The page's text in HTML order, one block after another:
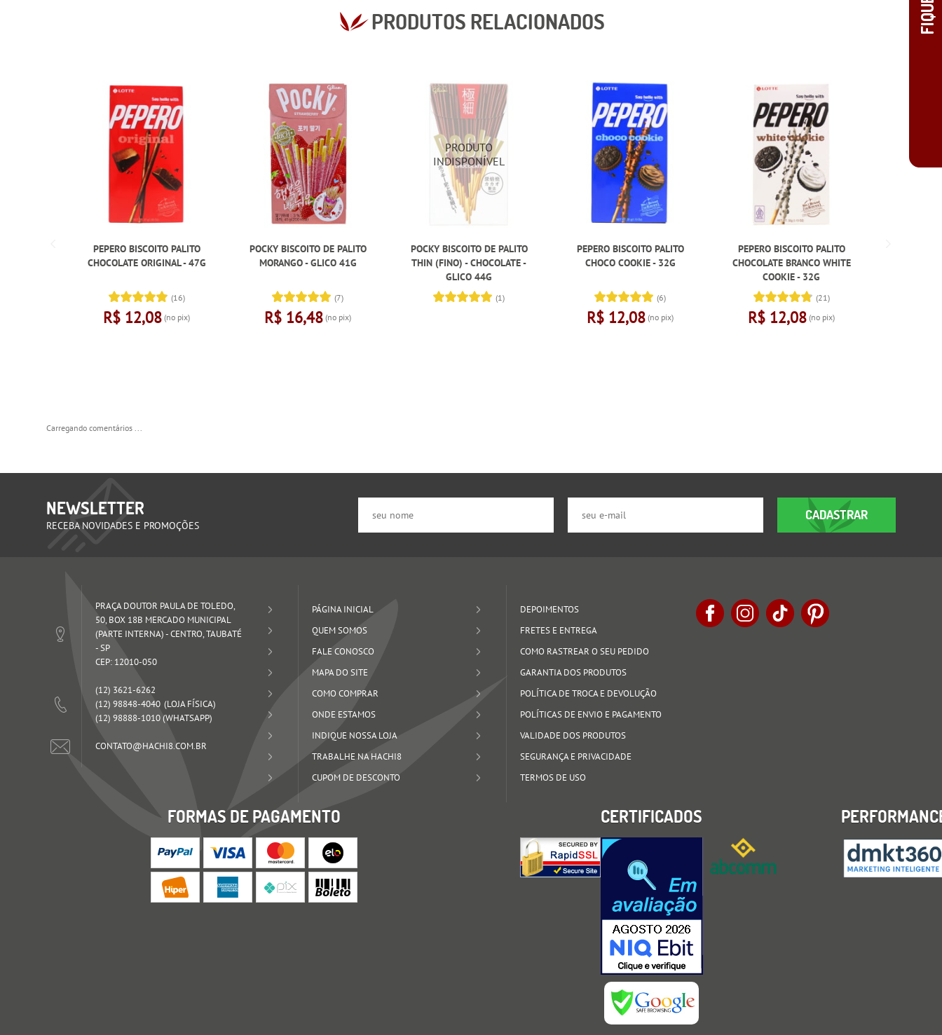
PRODUTOS RELACIONADOS
PEPERO BISCOITO PALITO
CHOCOLATE ORIGINAL - 47G
(16)
R$ 12,08 (no pix)
POCKY BISCOITO DE PALITO
MORANGO - GLICO 41G
(7)
R$ 16,48 (no pix)
POCKY BISCOITO DE PALITO
THIN (FINO) - CHOCOLATE -
GLICO 44G
(1)
PEPERO BISCOITO PALITO
CHOCO COOKIE - 32G
(6)
R$ 12,08 (no pix)
PEPERO BISCOITO PALITO
CHOCOLATE BRANCO WHITE
COOKIE - 32G
(21)
R$ 12,08 (no pix)
Carregando comentários ...
NEWSLETTER
RECEBA NOVIDADES E PROMOÇÕES
CADASTRAR
PRAÇA DOUTOR PAULA DE TOLEDO,
50, BOX 18B MERCADO MUNICIPAL
(PARTE INTERNA)-CENTRO, TAUBATÉ
-SP
CEP: 12010-050
(12) 3621-6262
(12) 98848-4040
(12) 98888-1010(WHATSAPP)
CONTATO@HACHI8.COM.BR
PÁGINA INICIAL
QUEM SOMOS
FALE CONOSCO
MAPA DO SITE
COMO COMPRAR
ONDE ESTAMOS
INDIQUE NOSSA LOJA
TRABALHE NA HACHI8
CUPOM DE DESCONTO
DEPOIMENTOS
FRETES E ENTREGA
COMO RASTREAR O SEU PEDIDO
GARANTIA DOS PRODUTOS
POLÍTICA DE TROCA E DEVOLUÇÃO
POLÍTICAS DE ENVIO E PAGAMENTO
VALIDADE DOS PRODUTOS
SEGURANÇA E PRIVACIDADE
TERMOS DE USO
FORMAS DE PAGAMENTO CERTIFICADOS